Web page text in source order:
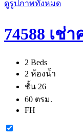
ดูรูปภาพทั้งหมด
74588 เช่
2 Beds
2 ห้องน้ำ
ชั้น 26
60 ตรม.
FH